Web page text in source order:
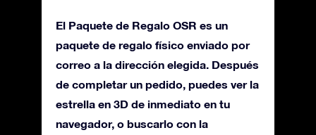
El Paquete de Regalo OSR es un
paquete de regalo físico enviado por
correo a la dirección elegida. Después
de completar un pedido, puedes ver la
estrella en 3D de inmediato en tu
navegador, o buscarlo con la